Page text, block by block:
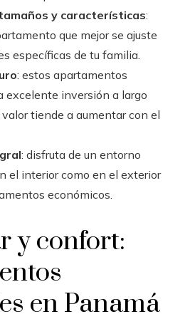
y características:
que mejor se ajuste
específicas de tu familia.
: estos apartamentos
excelente inversión a largo
valor tiende a aumentar con el
: disfruta de un entorno
el interior como en el exterior
económicos.
y confort:
en Panamá